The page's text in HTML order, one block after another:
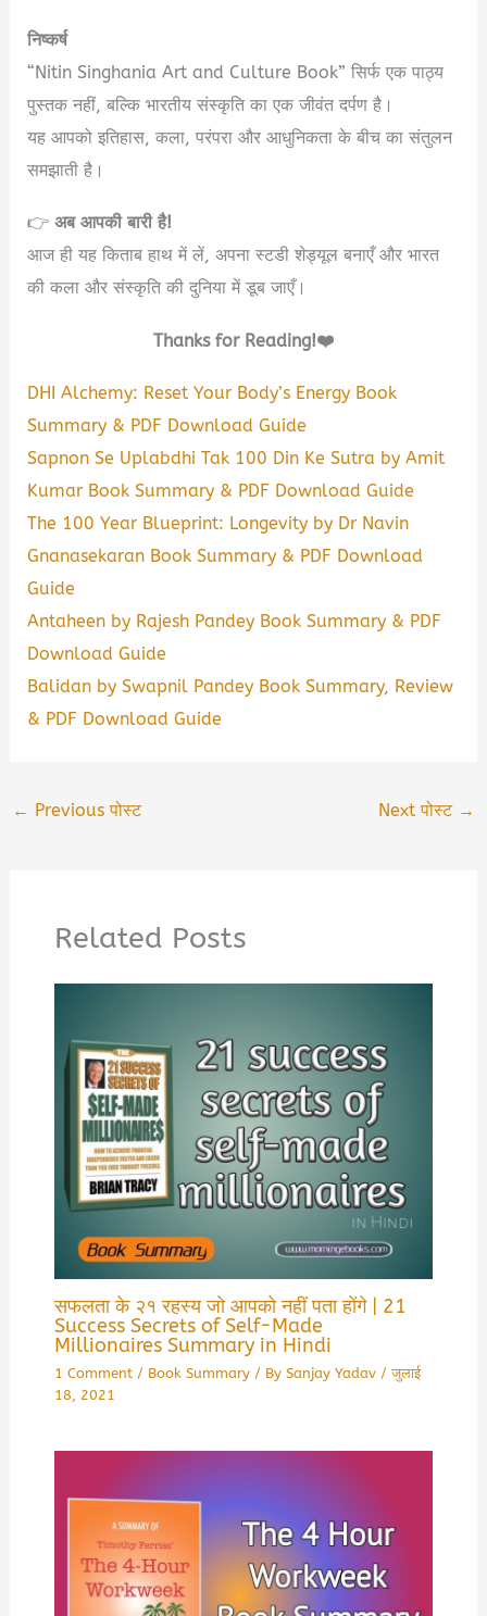
निष्कर्ष
“Nitin Singhania Art and Culture Book” सिर्फ एक पाठ्य
पुस्तक नहीं, बल्कि भारतीय संस्कृति का एक जीवंत दर्पण है।
यह आपको इतिहास, कला, परंपरा और आधुनिकता के बीच का संतुलन
समझाती है।
👉अब आपकी बारी है!
आज ही यह किताब हाथ में लें, अपना स्टडी शेड्यूल बनाएँ और भारत
की कला और संस्कृति की दुनिया में डूब जाएँ।
Thanks for Reading!❤️
DHI Alchemy: Reset Your Body’s Energy Book
Summary & PDF Download Guide
Sapnon Se Uplabdhi Tak 100 Din Ke Sutra by Amit
Kumar Book Summary & PDF Download Guide
The 100 Year Blueprint: Longevity by Dr Navin
Gnanasekaran Book Summary & PDF Download
Guide
Antaheen by Rajesh Pandey Book Summary & PDF
Download Guide
Balidan by Swapnil Pandey Book Summary, Review
& PDF Download Guide
← Previous पोस्ट Next पोस्ट →
Related Posts
सफलता के २१ रहस्य जो आपको नहीं पता होंगे | 21
Success Secrets of Self-Made
Millionaires Summary in Hindi
1 Comment / Book Summary/ By Sanjay Yadav /जुलाई
18, 2021